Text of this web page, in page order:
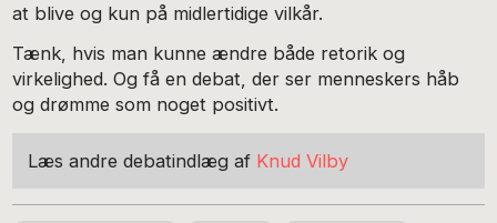
at blive og kun på midlertidige vilkår.
Tænk, hvis man kunne ændre både retorik og
virkelighed. Og få en debat, der ser menneskers håb
og drømme som noget positivt.
Læs andre debatindlæg af Knud Vilby